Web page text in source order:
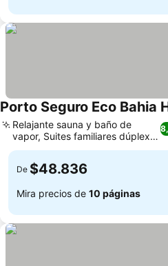
Porto Seguro Eco Bahia
Relajante sauna y baño de
vapor, Suites familiares dúplex
únicas
De $48.836
Mira precios de 10 páginas